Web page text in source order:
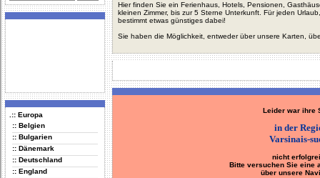
.:: Europa
:: Belgien
:: Bulgarien
:: Dänemark
:: Deutschland
:: England
Hier finden Sie ein Ferienhaus, Hotels, Pensionen,
kleinen Zimmer, bis zur 5 Sterne Unterkunft. Für jeden
bestimmt etwas günstiges dabei!
Sie haben die Möglichkeit, entweder über unsere Karten,
Leider war ihre
in der
Varsinais-
nicht
Bitte versuchen Sie eine
über unsere